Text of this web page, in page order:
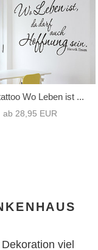
viel
Wo Leben ist ...
ab 28,95 EUR